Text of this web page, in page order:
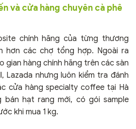
và cửa hàng chuyên cà phê
chính hãng của từng thương
hơn các chợ tổng hợp. Ngoài ra
gian hàng chính hãng trên các sàn
Lazada nhưng luôn kiểm tra đánh
cửa hàng specialty coffee tại Hà
bán hạt rang mới, có gói sample
khi mua 1 kg.